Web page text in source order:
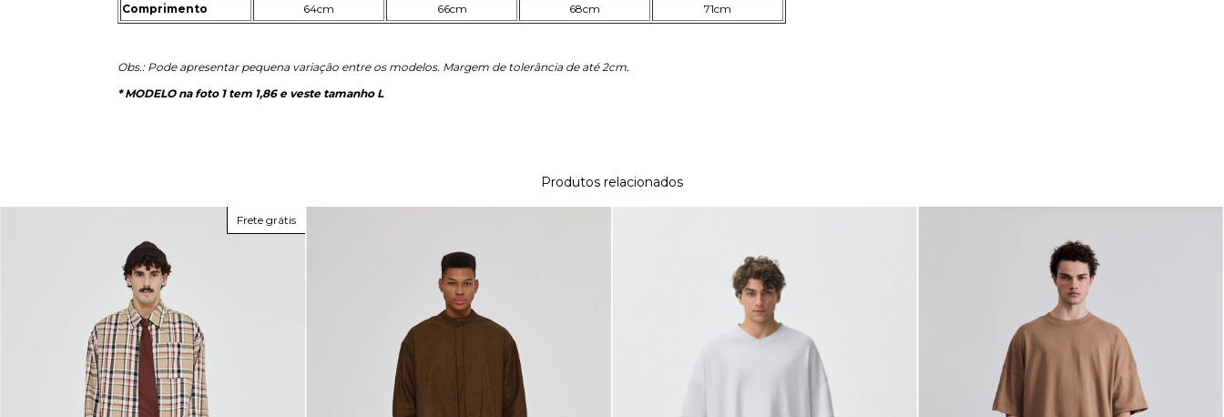
Comprimento
64cm 66cm 68cm 71cm
Obs.: Pode apresentar pequena variação entre os modelos. Margem de tolerância de até 2cm.
* MODELO na foto 1 tem 1,86 e veste tamanho L
Produtos relacionados
Frete grátis